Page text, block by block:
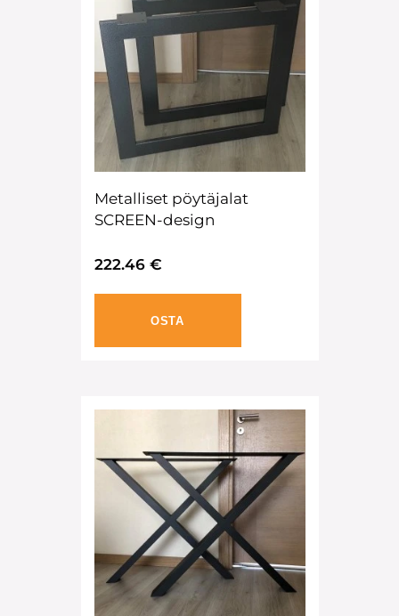
Metalliset pöytäjalat
SCREEN-design
222.46 €
OSTA